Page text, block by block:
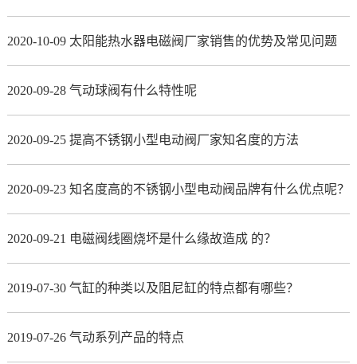
2020-10-09 太阳能热水器电磁阀厂家销售的优势及常见问题
2020-09-28 气动球阀有什么特性呢
2020-09-25 提高不锈钢小型电动阀厂家知名度的方法
2020-09-23 知名度高的不锈钢小型电动阀品牌有什么优点呢？
2020-09-21 电磁阀线圈烧坏是什么缘故造成 的？
2019-07-30 气缸的种类以及阻尼缸的特点都有哪些？
2019-07-26 气动系列产品的特点